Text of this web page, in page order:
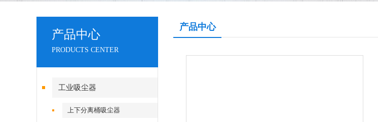
产品中心
PRODUCTS CENTER
工业吸尘器
上下分离桶吸尘器
产品中心